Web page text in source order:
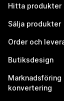
Hitta produkter
Sälja produkter
Order och
Butiksdesign
Marknadsföring
konvertering